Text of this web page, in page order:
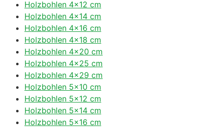
Holzbohlen 4×12 cm
Holzbohlen 4×14 cm
Holzbohlen 4×16 cm
Holzbohlen 4×18 cm
Holzbohlen 4×20 cm
Holzbohlen 4×25 cm
Holzbohlen 4×29 cm
Holzbohlen 5×10 cm
Holzbohlen 5×12 cm
Holzbohlen 5×14 cm
Holzbohlen 5×16 cm